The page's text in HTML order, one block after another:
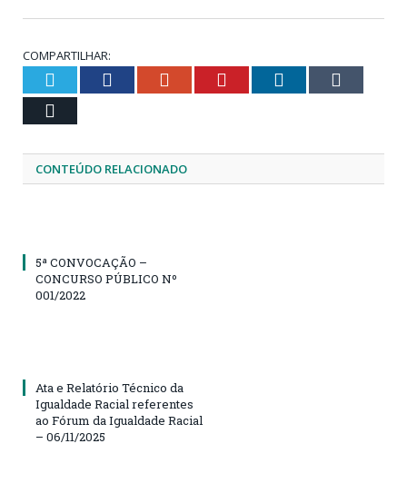
COMPARTILHAR:
Twitter Facebook Google+ Pinterest LinkedIn
CONTEÚDO RELACIONADO
5ª CONVOCAÇÃO –
CONCURSO PÚBLICO Nº
001/2022
Ata e Relatório Técnico da
Igualdade Racial referentes
ao Fórum da Igualdade Racial
– 06/11/2025